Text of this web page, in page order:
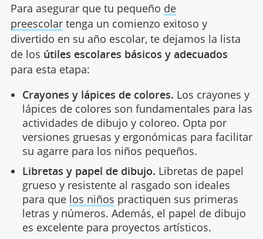
Para asegurar que tu pequeño de
preescolartenga un comienzo exitoso y
divertido en su año escolar, te dejamos la lista
de los útiles escolares básicos y adecuados
para esta etapa:
Crayones y lápices de colores. Los crayones y
lápices de colores son fundamentales para las
actividades de dibujo y coloreo. Opta por
versiones gruesas y ergonómicas para facilitar
su agarre para los niños pequeños.
Libretas y papel de dibujo. Libretas de papel
grueso y resistente al rasgado son ideales
para que los niños practiquen sus primeras
letras y números. Además, el papel de dibujo
es excelente para proyectos artísticos.